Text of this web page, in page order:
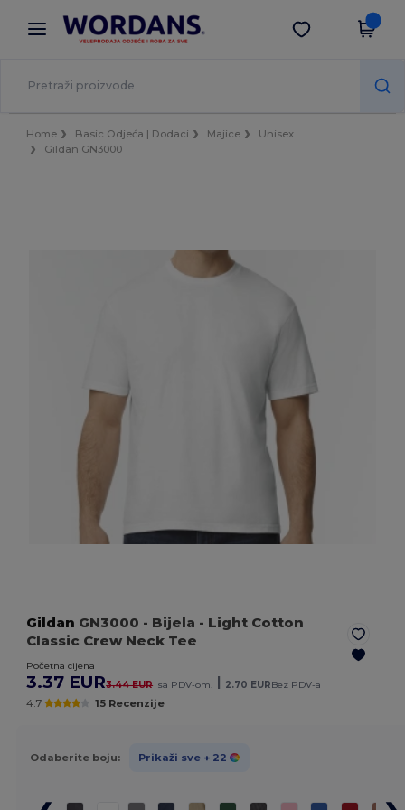
× Aplikacija Wordans
Bolje cijene u aplikaciji!
Preuzmi app
Home Basic Odjeća | Dodaci Majice
Unisex
Gildan GN3000
Gildan GN3000 - Bijela - Light Cotton
Classic Crew Neck Tee
Početna cijena
3.37 EUR3.44 EUR sa PDV-om. | 2.70 EURBez PDV-a
4.7 15 Recenzije
Odaberite boju: Prikaži sve + 22